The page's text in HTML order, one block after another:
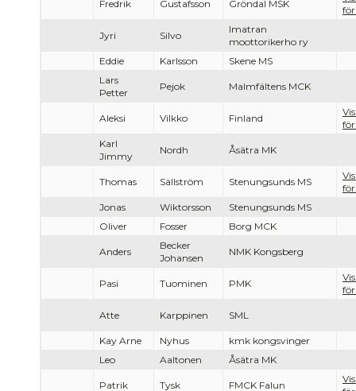
Fredrik Gustafsson Gröndal MSK
Jyri Silvo
Imatran
moottorikerho ry
Eddie
Karlsson
Skene MS
Lars
Petter
Pejok Malmfältens MCK
Aleksi Vilkko Finland
Karl
Jimmy
Nordh Åsätra MK
Thomas Sällström Stenungsunds MS
Jonas
Wiktorsson
Stenungsunds MS
Oliver
Fosser Borg MCK
Anders
Becker
Johansen
NMK Kongsberg
Pasi Tuominen PMK
Atte Karppinen SML
Kay Arne Nyhus
kmk kongsvinger
Leo
Aaltonen Åsätra MK
Patrik Tysk FMCK Falun